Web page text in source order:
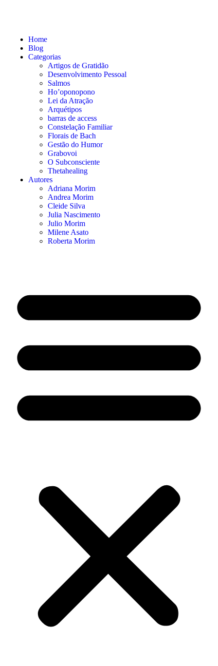
Home
Blog
Categorias
Artigos de Gratidão
Desenvolvimento Pessoal
Salmos
Ho’oponopono
Lei da Atração
Arquétipos
barras de access
Constelação Familiar
Florais de Bach
Gestão do Humor
Grabovoi
O Subconsciente
Thetahealing
Autores
Adriana Morim
Andrea Morim
Cleide Silva
Julia Nascimento
Julio Morim
Milene Asato
Roberta Morim